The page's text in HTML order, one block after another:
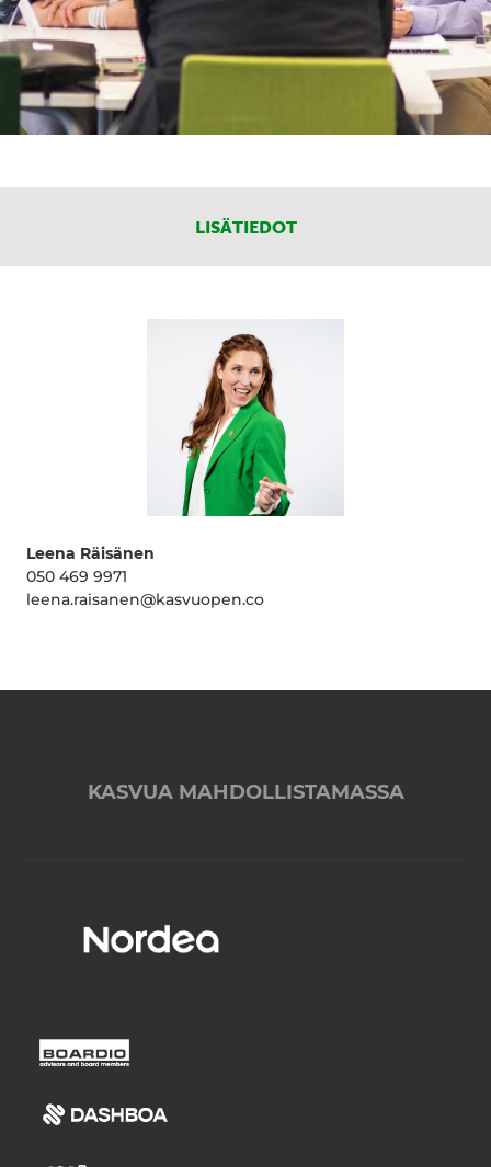
LISÄTIEDOT
Leena Räisänen
050 469 9971
leena.raisanen@kasvuopen.co
KASVUA MAHDOLLISTAMASSA